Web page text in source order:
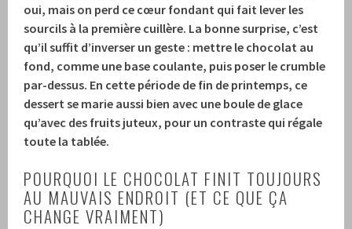
oui, mais on perd ce cœur fondant qui fait lever les
sourcils à la première cuillère. La bonne surprise, c’est
qu’il suffit d’inverser un geste : mettre le chocolat au
fond, comme une base coulante, puis poser le crumble
par-dessus. En cette période de fin de printemps, ce
dessert se marie aussi bien avec une boule de glace
qu’avec des fruits juteux, pour un contraste qui régale
toute la tablée.
POURQUOI LE CHOCOLAT FINIT TOUJOURS
AU MAUVAIS ENDROIT (ET CE QUE ÇA
CHANGE VRAIMENT)